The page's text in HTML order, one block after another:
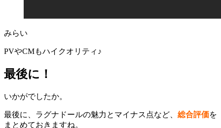
みらい
PVやCMもハイクオリティ♪
最後に！
いかがでしたか。
最後に、ラグナドールの魅力とマイナス点など、 総合評価を
まとめておきますね。